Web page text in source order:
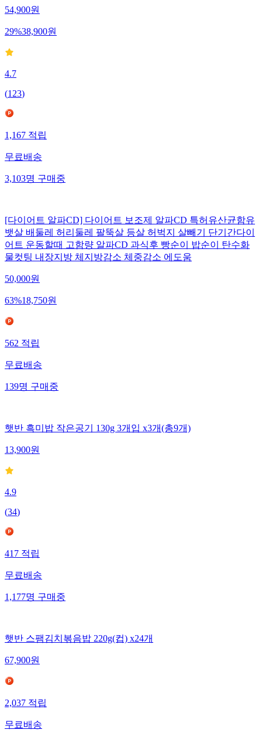
54,900원
29%38,900원
4.7
(123)
1,167적립
무료배송
3,103명구매중
[다이어트 알파CD] 다이어트 보조제 알파CD 특허유산균함유
뱃살 배둘레 허리둘레 팔뚝살 등살 허벅지 살빼기 단기간다이
어트 운동할때 고함량 알파CD 과식후 빵순이 밥순이 탄수화
물컷팅 내장지방 체지방감소 체중감소 에도움
50,000원
63%18,750원
562적립
무료배송
139명구매중
햇반 흑미밥 작은공기 130g 3개입 x3개(총9개)
13,900원
4.9
(34)
417적립
무료배송
1,177명구매중
햇반 스팸김치볶음밥 220g(컵) x24개
67,900원
2,037적립
무료배송